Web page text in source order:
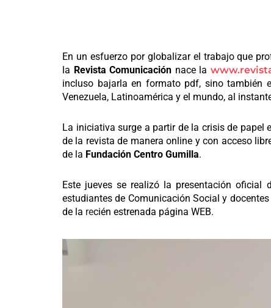
En un esfuerzo por globalizar el trabajo que
la Revista Comunicación nace la
incluso bajarla en formato pdf, sino también
Venezuela, Latinoamérica y el mundo, al
La iniciativa surge a partir de la crisis de papel
de la revista de manera online y con acceso
de la Fundación Centro Gumilla.
Este jueves se realizó la presentación oficial
estudiantes de Comunicación Social y
de la recién estrenada página WEB.